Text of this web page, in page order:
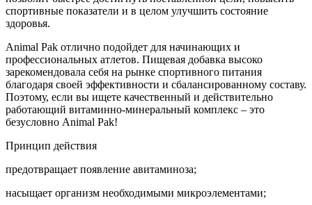
спортивные показатели и в целом улучшить состояние
здоровья.
Animal Pak отлично подойдет для начинающих и
профессиональных атлетов. Пищевая добавка высоко
зарекомендовала себя на рынке спортивного питания
благодаря своей эффективности и сбалансированному составу.
Поэтому, если вы ищете качественный и действительно
работающий витаминно-минеральный комплекс – это
безусловно Animal Pak!
Принцип действия
предотвращает появление авитаминоза;
насыщает организм необходимыми микроэлементами;